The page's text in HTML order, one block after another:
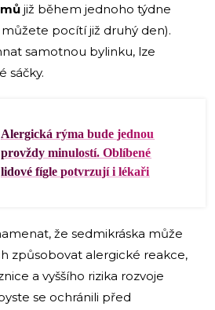
již během jednoho týdne
pocítí již druhý den).
samotnou bylinku, lze
sáčky.
Alergická rýma bude jednou
provždy minulostí. Oblíbené
lidové fígle potvrzují i lékaři
že sedmikráska může
způsobovat alergické reakce,
a vyššího rizika rozvoje
se ochránili před